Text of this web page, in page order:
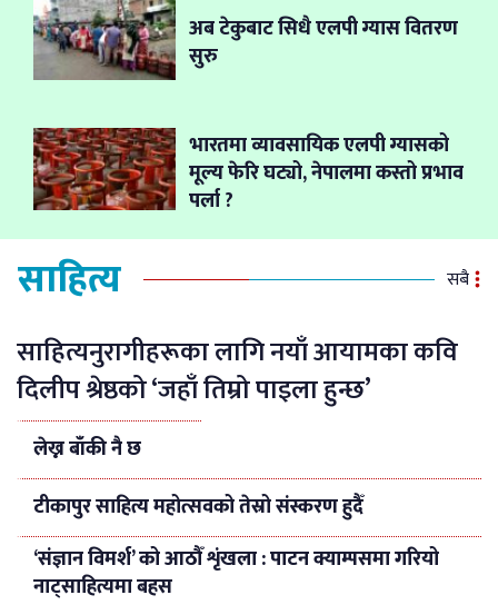
अब टेकुबाट सिधै एलपी ग्यास वितरण
सुरु
भारतमा व्यावसायिक एलपी ग्यासको
मूल्य फेरि घट्यो, नेपालमा कस्तो प्रभाव
पर्ला ?
साहित्य सबै
साहित्यनुरागीहरूका लागि नयाँ आयामका कवि
दिलीप श्रेष्ठको ‘जहाँ तिम्रो पाइला हुन्छ’
लेख्न बाँकी नै छ
टीकापुर साहित्य महोत्सवको तेस्रो संस्करण हुदैँ
‘संज्ञान विमर्श’ को आठौँ शृंखला : पाटन क्याम्पसमा गरियो
नाट्साहित्यमा बहस